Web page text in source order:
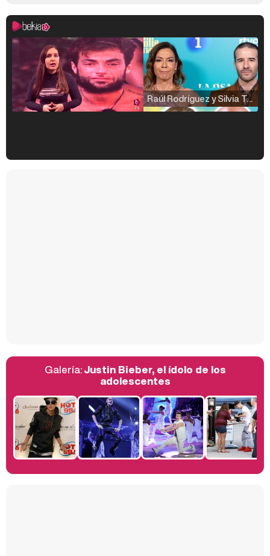
Raúl Rodríguez y Silvia Taulés nos cuentan su papel en 'La familia de la tele'
Manu Baqueiro: "Tuve como referente a Bruce Willis en 'Luz de Luna' para mi trabajo en la serie 'Perdiendo el juicio'"
Galería:Justin Bieber, el ídolo de los
adolescentes